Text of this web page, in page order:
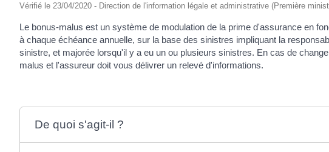
Vérifié le 23/04/2020 - Direction de l'information légale et administrative (Première
Le bonus-malus est un système de modulation de la prime d'assurance en
à chaque échéance annuelle, sur la base des sinistres impliquant la
sinistre, et majorée lorsqu'il y a eu un ou plusieurs sinistres. En cas de
malus et l'assureur doit vous délivrer un relevé d'informations.
De quoi s'agit-il ?